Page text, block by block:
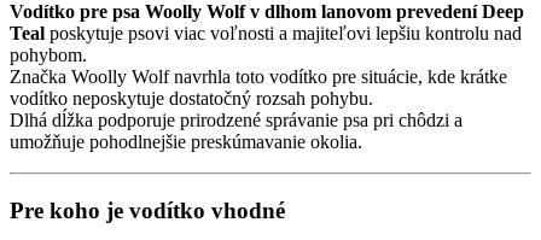
Vodítko pre psa Woolly Wolf v dlhom lanovom prevedení Deep
Teal poskytuje psovi viac voľnosti a majiteľovi lepšiu kontrolu nad
pohybom.
Značka Woolly Wolf navrhla toto vodítko pre situácie, kde krátke
vodítko neposkytuje dostatočný rozsah pohybu.
Dlhá dĺžka podporuje prirodzené správanie psa pri chôdzi a
umožňuje pohodlnejšie preskúmavanie okolia.
Pre koho je vodítko vhodné